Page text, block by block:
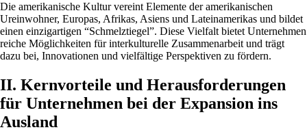
Die amerikanische Kultur vereint Elemente der amerikanischen
Ureinwohner, Europas, Afrikas, Asiens und Lateinamerikas und bildet
einen einzigartigen “Schmelztiegel”. Diese Vielfalt bietet Unternehmen
reiche Möglichkeiten für interkulturelle Zusammenarbeit und trägt
dazu bei, Innovationen und vielfältige Perspektiven zu fördern.
II. Kernvorteile und Herausforderungen
für Unternehmen bei der Expansion ins
Ausland